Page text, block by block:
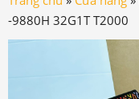
-9880H 32G1T T2000